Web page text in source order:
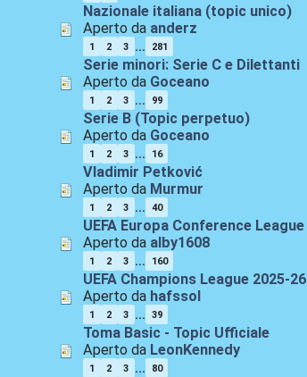
Nazionale italiana (topic unico)
Aperto da anderz
1 2 3 ... 281
Serie minori: Serie C e Dilettanti
Aperto da Goceano
1 2 3 ... 99
Serie B (Topic perpetuo)
Aperto da Goceano
1 2 3 ... 16
Vladimir Petković
Aperto da Murmur
1 2 3 ... 40
UEFA Europa Conference League
Aperto da alby1608
1 2 3 ... 160
UEFA Champions League 2025-26
Aperto da hafssol
1 2 3 ... 39
Toma Basic - Topic Ufficiale
Aperto da LeonKennedy
1 2 3 ... 80